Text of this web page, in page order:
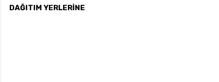
DAĞITIM YERLERİNE